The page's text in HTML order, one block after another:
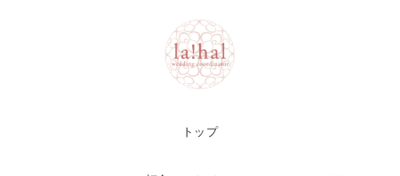
トップ